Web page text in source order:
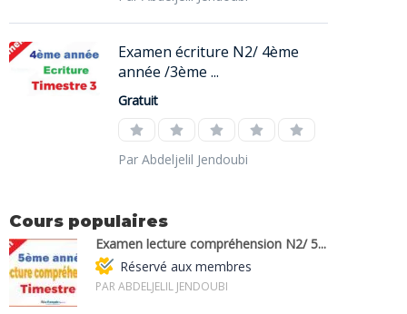
Examen écriture N2/ 4ème
année /3ème ...
Gratuit
Par Abdeljelil Jendoubi
Cours populaires
Examen lecture compréhension N2/ 5...
Réservé aux membres
PAR ABDELJELIL JENDOUBI